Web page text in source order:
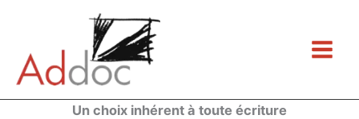
contenu
Un choix inhérent à toute écriture